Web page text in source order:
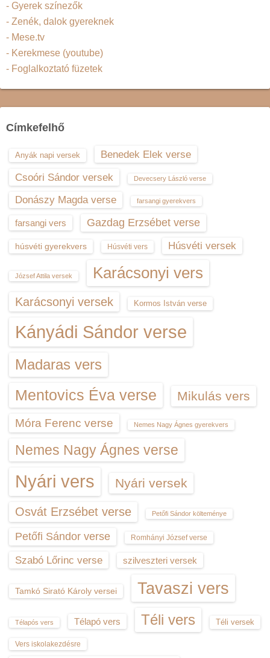
- Gyerek színezők
- Zenék, dalok gyereknek
- Mese.tv
- Kerekmese (youtube)
- Foglalkoztató füzetek
Címkefelhő
Anyák napi versek
Benedek Elek verse
Csoóri Sándor versek
Devecsery László verse
Donászy Magda verse farsangi gyerekvers
farsangi vers Gazdag Erzsébet verse
húsvéti gyerekvers Húsvéti vers Húsvéti versek
József Attila versek Karácsonyi vers
Karácsonyi versek Kormos István verse
Kányádi Sándor verse
Madaras vers
Mentovics Éva verse Mikulás vers
Móra Ferenc verse Nemes Nagy Ágnes gyerekvers
Nemes Nagy Ágnes verse
Nyári vers Nyári versek
Osvát Erzsébet verse Petőfi Sándor költeménye
Petőfi Sándor verse Romhányi József verse
Szabó Lőrinc verse szilveszteri versek
Tamkó Sirató Károly versei Tavaszi vers
Télapós vers Télapó vers Téli vers Téli versek
Vers iskolakezdésre